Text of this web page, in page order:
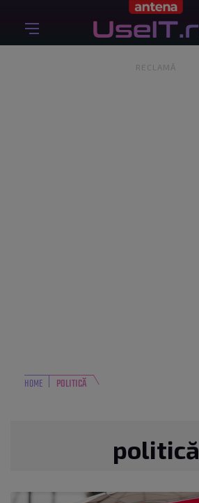
RECLAMĂ
HOME POLITICĂ
politică